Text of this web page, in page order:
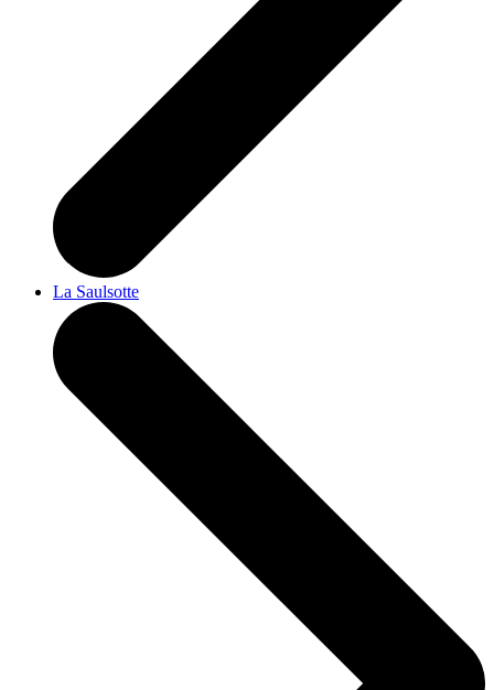
La Saulsotte